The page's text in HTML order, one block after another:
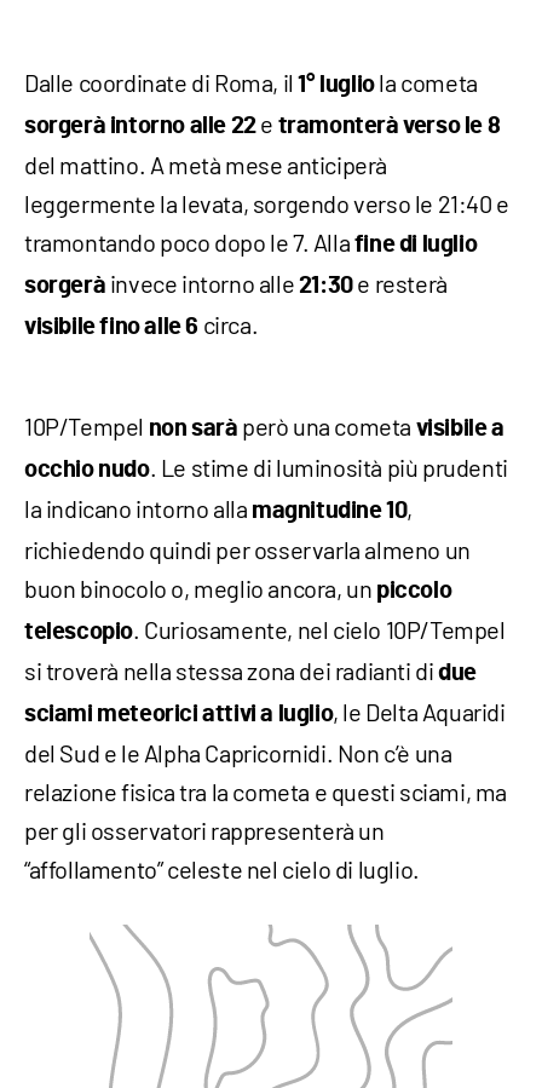
Dalle coordinate di Roma, il1° lugliola cometa
sorgerà intorno alle 22e tramonterà verso le 8
del mattino. A metà mese anticiperà
leggermente la levata, sorgendo verso le 21:40 e
tramontando poco dopo le 7. Alla fine di luglio
sorgerà invece intorno alle 21:30e resterà
visibile fino alle 6 circa.
10P/Tempel non sarà però una cometa visibilea
occhio nudo. Le stime di luminosità più prudenti
la indicano intorno alla magnitudine 10,
richiedendo quindi per osservarla almeno un
buon binocolo o, meglio ancora, un piccolo
telescopio. Curiosamente, nel cielo 10P/Tempel
si troverà nella stessa zona dei radianti di due
sciami meteorici attivi a luglio, le Delta Aquaridi
del Sud e le Alpha Capricornidi. Non c’è una
relazione fisica tra la cometa e questi sciami, ma
per gli osservatori rappresenterà un
“affollamento” celeste nel cielo di luglio.